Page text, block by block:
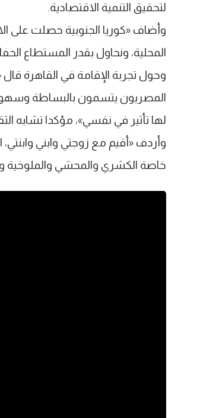
لتحقيق التنمية الاقتصادية.
وأضاف «كوريا الجنوبية حصلت على
المحلية، ونحاول بقدر المستطاع
وحول تجربة الإقامة في القاهرة
المصريون يتسمون بالبساطة
لها تأثير في نفسي»، مؤكدا تشابه
وأردف «أقيم مع زوجتي وابني
خاصة الكشري والمحشي والملوخية